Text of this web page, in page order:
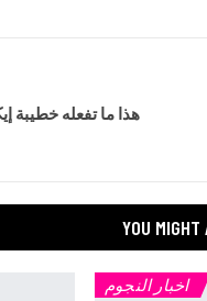
هذا ما تفعله خطيبة
YOU
اخبار النجوم